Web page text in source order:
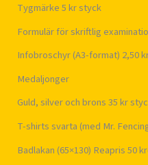
Tygmärke 5 kr styck
Formulär för skriftlig
Infobroschyr (A3-format) 2,50
Medaljonger
Guld, silver och brons 35 kr
T-shirts svarta (med Mr.
Badlakan (65×130) Reapris 50